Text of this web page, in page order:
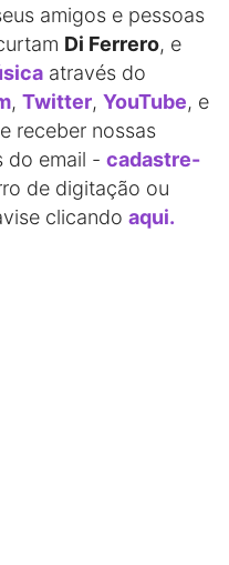
amigos e pessoas
Di Ferrero, e
através do
, Twitter, YouTube, e
receber nossas
do email - cadastre-
de digitação ou
clicando aqui.